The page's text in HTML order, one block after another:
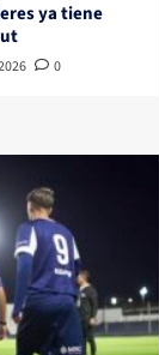
ya tiene
0